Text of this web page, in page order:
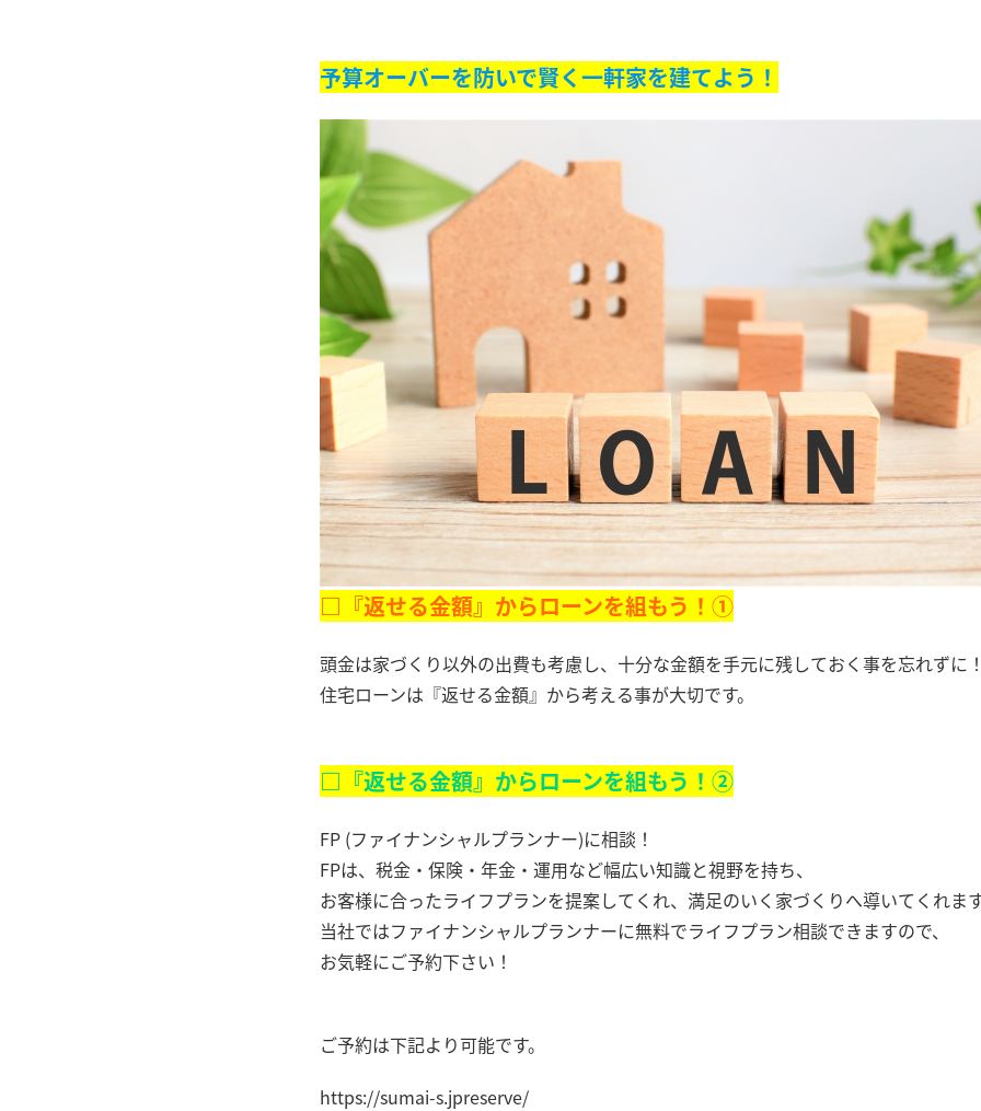
予算オーバーを防いで賢く一軒家を建てよう！
□『返せる金額』からローンを組もう！①
頭金は家づくり以外の出費も考慮し、十分な金額を手元に残しておく事を忘れずに
住宅ローンは『返せる金額』から考える事が大切です。
□『返せる金額』からローンを組もう！②
FP (ファイナンシャルプランナー)に相談！
FPは、税金・保険・年金・運用など幅広い知識と視野を持ち、
お客様に合ったライフプランを提案してくれ、満足のいく家づくりへ導いてくれま
当社ではファイナンシャルプランナーに無料でライフプラン相談できますので、
お気軽にご予約下さい！
ご予約は下記より可能です。
https://sumai-s.jpreserve/